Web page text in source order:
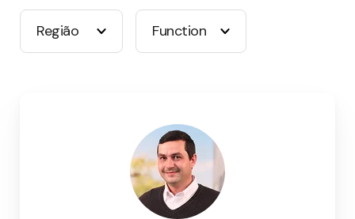
Região Function